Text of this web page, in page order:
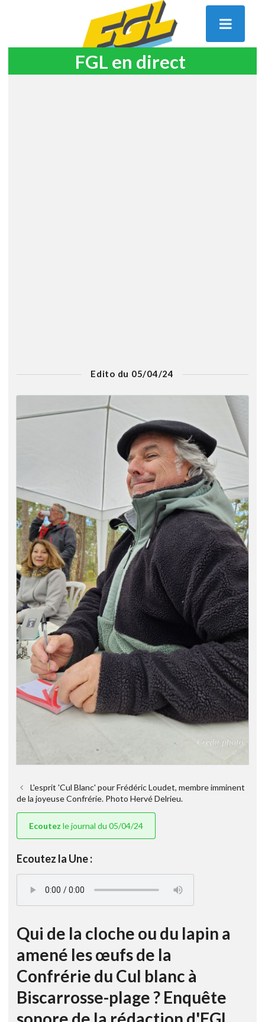
FGL en direct
Edito du 05/04/24
L'esprit 'Cul Blanc' pour Frédéric Loudet, membre imminent
de la joyeuse Confrérie. Photo Hervé Delrieu.
Ecoutez le journal du 05/04/24
Ecoutez la Une :
Qui de la cloche ou du lapin a
amené les œufs de la
Confrérie du Cul blanc à
Biscarrosse-plage ? Enquête